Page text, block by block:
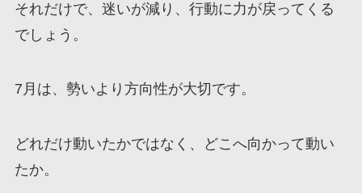
それだけで、迷いが減り、行動に力が戻ってくる
でしょう。
7月は、勢いより方向性が大切です。
どれだけ動いたかではなく、どこへ向かって動い
たか。